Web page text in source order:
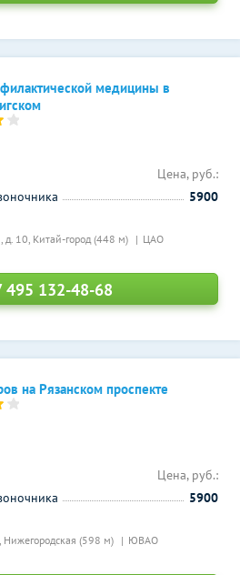
медицины в
д. 10, Китай-город (448 м) ЦАО
Цена, руб.:
5900
495 132-48-68
на Рязанском проспекте
Нижегородская (598 м) ЮВАО
Цена, руб.:
5900